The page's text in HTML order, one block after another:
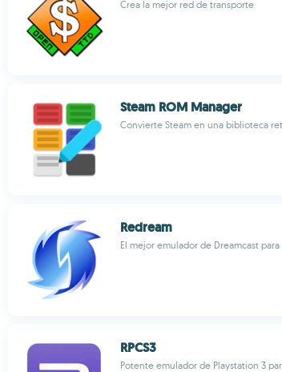
Crea la mejor red de transporte
Steam ROM Manager
Convierte Steam en una biblioteca
Redream
El mejor emulador de Dreamcast para
RPCS3
Potente emulador de Playstation 3